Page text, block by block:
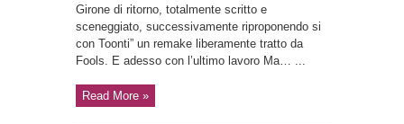
Girone di ritorno, totalmente scritto e
sceneggiato, successivamente riproponendo si
con Toonti” un remake liberamente tratto da
Fools. E adesso con l’ultimo lavoro Ma… ...
Read More »